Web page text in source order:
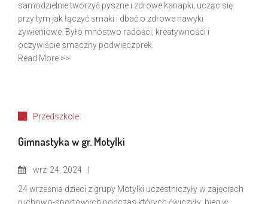
samodzielnie tworzyć pyszne i zdrowe kanapki, ucząc się
przy tym jak łączyć smaki i dbać o zdrowe nawyki
żywieniowe. Było mnóstwo radości, kreatywności i
oczywiście smaczny podwieczorek.
Read More >>
Przedszkole
Gimnastyka w gr. Motylki
wrz 24, 2024
24 września dzieci z grupy Motylki uczestniczyły w zajęciach